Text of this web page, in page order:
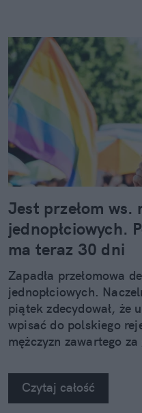
Jest przełom ws.
jednopłciowych.
ma teraz 30 dni
Zapadła przełomowa
jednopłciowych.
piątek zdecydował, że
wpisać do polskiego
mężczyzn zawartego
Czytaj całość